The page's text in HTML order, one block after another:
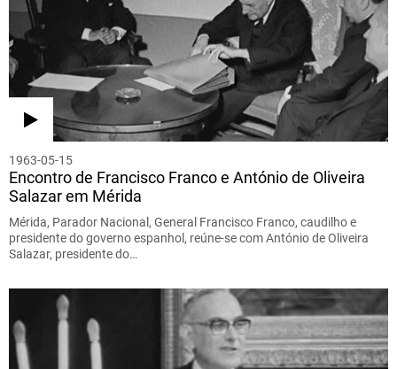
1963-05-15
Encontro de Francisco Franco e António de Oliveira
Salazar em Mérida
Mérida, Parador Nacional, General Francisco Franco, caudilho e
presidente do governo espanhol, reúne-se com António de Oliveira
Salazar, presidente do…